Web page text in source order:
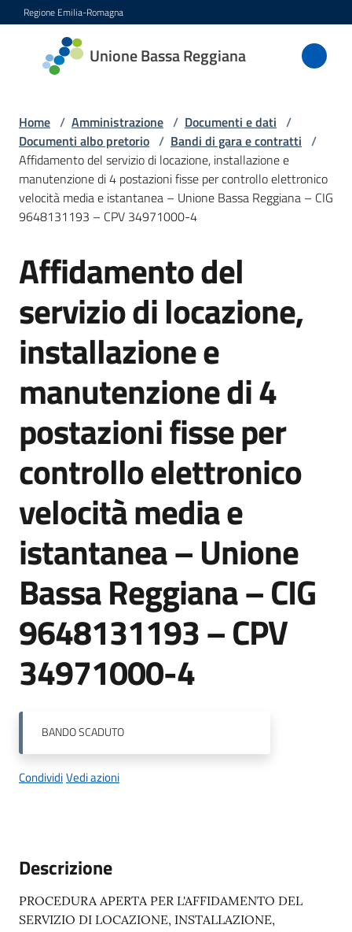
Vai al contenuto
Vai alla navigazione
Vai al footer
Regione Emilia-Romagna
Unione Bassa Reggiana
Unione
Bassa
Amministrazione
Menu selezionato
Novità
Servizi
l'Unione
gli
argomenti...
Seguici
su
Home / Amministrazione / Documenti e dati /
Documenti albo pretorio / Bandi di gara e contratti /
Affidamento del servizio di locazione, installazione e
manutenzione di 4 postazioni fisse per controllo elettronico
velocità media e istantanea – Unione Bassa Reggiana – CIG
9648131193 – CPV 34971000-4
Salta al contenuto
Affidamento del
servizio di locazione,
installazione e
manutenzione di 4
postazioni fisse per
controllo elettronico
velocità media e
istantanea – Unione
Bassa Reggiana – CIG
9648131193 – CPV
34971000-4
BANDOSCADUTO
CondividiVedi azioni
Descrizione
PROCEDURA APERTA PER L'AFFIDAMENTO DEL
SERVIZIO DI LOCAZIONE, INSTALLAZIONE,